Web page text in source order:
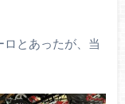
とあったが、当